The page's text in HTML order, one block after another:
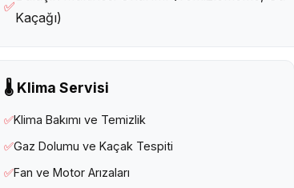
✅
Kaçağı)
🌡️ Klima Servisi
✅Klima Bakımı ve Temizlik
✅Gaz Dolumu ve Kaçak Tespiti
✅Fan ve Motor Arızaları